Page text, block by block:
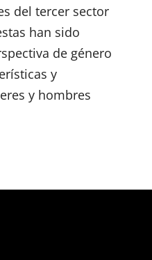
del tercer sector
han sido
de género
y
y hombres